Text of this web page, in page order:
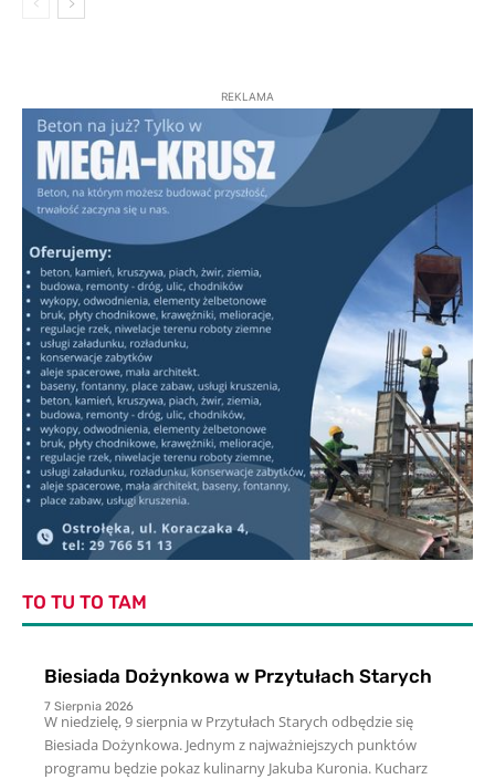
REKLAMA
TO TU TO TAM
Biesiada Dożynkowa w Przytułach Starych
7 Sierpnia 2026
W niedzielę, 9 sierpnia w Przytułach Starych odbędzie się
Biesiada Dożynkowa. Jednym z najważniejszych punktów
programu będzie pokaz kulinarny Jakuba Kuronia. Kucharz